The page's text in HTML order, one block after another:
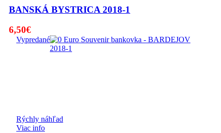
BANSKÁ BYSTRICA 2018-1
6,50€
Vypredané
Rýchly náhľad
Viac info